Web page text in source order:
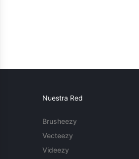
Nuestra Red
Brusheezy
Vecteezy
Videezy